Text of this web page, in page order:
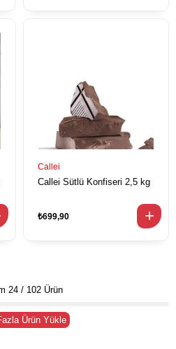
Callei
Callei Sütlü Konfiseri 2,5 kg
₺699,90
24 / 102 Ürün
Ürün Yükle